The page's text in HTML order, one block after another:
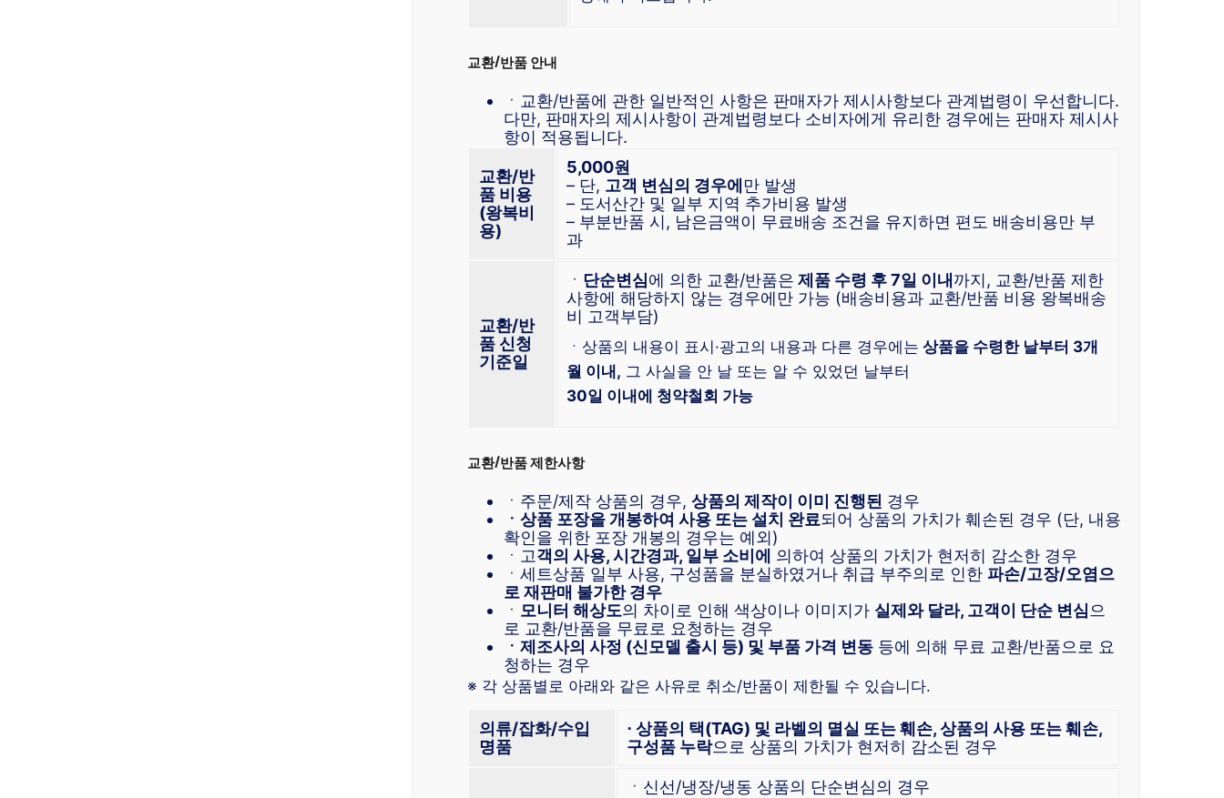
교환/반품 안내
ㆍ교환/반품에 관한 일반적인 사항은 판매자가 제시사항보다 관계법령이 우선합니다.
다만, 판매자의 제시사항이 관계법령보다 소비자에게 유리한 경우에는 판매자 제시사
항이 적용됩니다.
교환/반
품 비용
(왕복비
용)
5,000원
– 단, 고객 변심의 경우에만 발생
– 도서산간 및 일부 지역 추가비용 발생
– 부분반품 시, 남은금액이 무료배송 조건을 유지하면 편도 배송비용만 부
과
교환/반
품 신청
기준일
ㆍ 단순변심에 의한 교환/반품은 제품 수령 후 7일 이내까지, 교환/반품 제한
사항에 해당하지 않는 경우에만 가능 (배송비용과 교환/반품 비용 왕복배송
비 고객부담)
ㆍ상품의 내용이 표시·광고의 내용과 다른 경우에는 상품을 수령한 날부터 3개
월 이내, 그 사실을 안 날 또는 알 수 있었던 날부터
30일 이내에 청약철회 가능
교환/반품 제한사항
ㆍ주문/제작 상품의 경우, 상품의 제작이 이미 진행된 경우
ㆍ상품 포장을 개봉하여 사용 또는 설치 완료되어 상품의 가치가 훼손된 경우 (단, 내용
확인을 위한 포장 개봉의 경우는 예외)
ㆍ고객의 사용, 시간경과, 일부 소비에 의하여 상품의 가치가 현저히 감소한 경우
ㆍ세트상품 일부 사용, 구성품을 분실하였거나 취급 부주의로 인한 파손/고장/오염으
로 재판매 불가한 경우
ㆍ 모니터 해상도의 차이로 인해 색상이나 이미지가 실제와 달라, 고객이 단순 변심 으
로 교환/반품을 무료로 요청하는 경우
ㆍ제조사의 사정 (신모델 출시 등) 및 부품 가격 변동 등에 의해 무료 교환/반품으로 요
청하는 경우
※ 각 상품별로 아래와 같은 사유로 취소/반품이 제한될 수 있습니다.
의류/잡화/수입
명품
⋅ 상품의 택(TAG) 및 라벨의 멸실 또는 훼손, 상품의 사용 또는 훼손,
구성품 누락으로 상품의 가치가 현저히 감소된 경우
ㆍ신선/냉장/냉동 상품의 단순변심의 경우